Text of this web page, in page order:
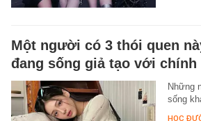
Một người có 3 thói quen
đang sống giả tạo với chính
Những
sống
HỌC